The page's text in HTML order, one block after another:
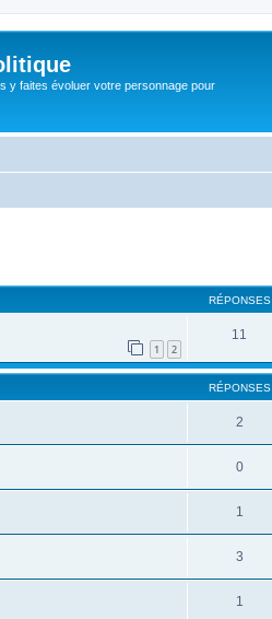
y faites évoluer votre personnage pour
RÉPONSES
1 2
11
RÉPONSES
2
0
1
3
1